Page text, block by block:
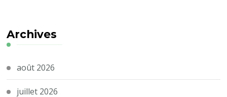
Archives
août 2026
juillet 2026